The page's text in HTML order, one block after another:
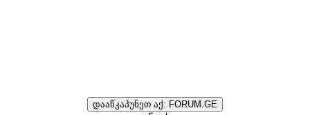
დააწკაპუნეთ აქ: FORUM.GE